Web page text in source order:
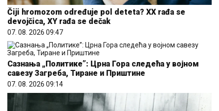
Čiji hromozom određuje pol deteta? XX rađa se
devojčica, XY rađa se dečak
07. 08. 2026 09:47
Сазнања „Политике”: Црна Гора следећа у војном
савезу Загреба, Тиране и Приштине
07. 08. 2026 09:14